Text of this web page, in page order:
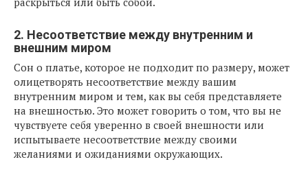
2. Несоответствие между внутренним и
внешним миром
Сон о платье, которое не подходит по размеру, может
олицетворять несоответствие между вашим
внутренним миром и тем, как вы себя представляете
на внешностью. Это может говорить о том, что вы не
чувствуете себя уверенно в своей внешности или
испытываете несоответствие между своими
желаниями и ожиданиями окружающих.